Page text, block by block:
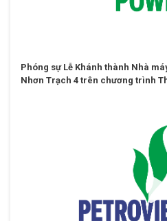
Phóng sự Lễ Khánh thành Nhà
Nhơn Trạch 4 trên chương trình